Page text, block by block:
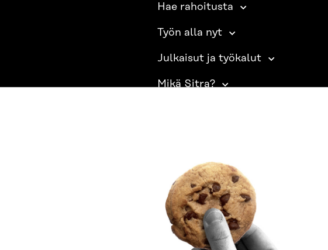
Hae rahoitusta
Työn alla nyt
Julkaisut ja työkalut
Mikä Sitra?
SITRA SOSIAALISESSA MEDIASSA